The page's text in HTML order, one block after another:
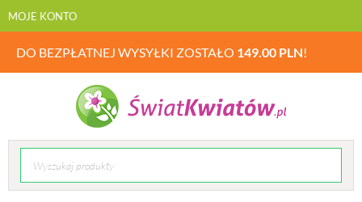
MOJE KONTO
DO BEZPŁATNEJ WYSYŁKI ZOSTAŁO 149.00 PLN!